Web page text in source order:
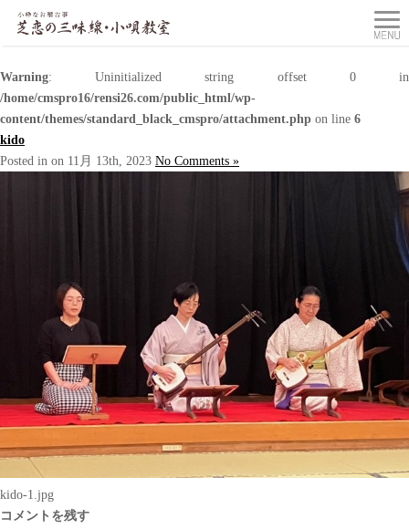
Warning: Uninitialized string offset 0 in
/home/cmspro16/rensi26.com/public_html/wp-
content/themes/standard_black_cmspro/attachment.php on line 6
kido
Posted in on 11月 13th, 2023 No Comments »
kido-1.jpg
コメントを残す